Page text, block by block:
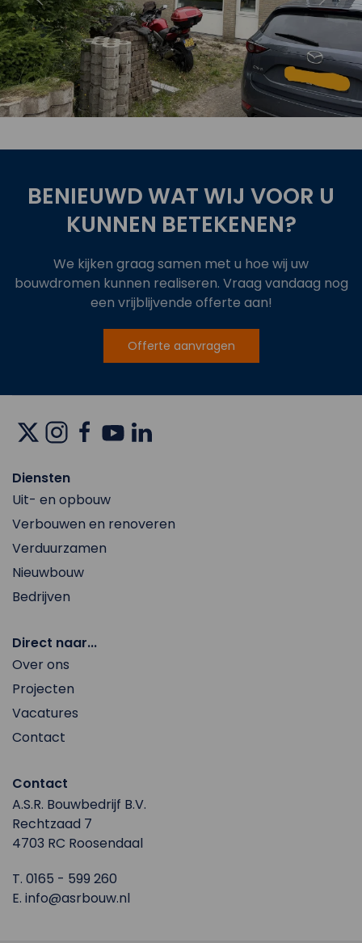
Bekijk
BENIEUWD WAT WIJ VOOR U
KUNNEN BETEKENEN?
We kijken graag samen met u hoe wij uw
bouwdromen kunnen realiseren. Vraag vandaag nog
een vrijblijvende offerte aan!
Offerte aanvragen
Diensten
Uit- en opbouw
Verbouwen en renoveren
Verduurzamen
Nieuwbouw
Bedrijven
Direct naar...
Over ons
Projecten
Vacatures
Contact
Contact
A.S.R. Bouwbedrijf B.V.
Rechtzaad 7
4703 RC Roosendaal
T. 0165 - 599 260
E. info@asrbouw.nl